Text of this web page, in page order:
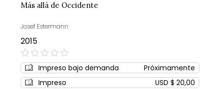
Más allá de Occidente
Josef Estermann
2015
0%
Impreso bajo demanda
Próximamente
Impreso
USD $ 20,00